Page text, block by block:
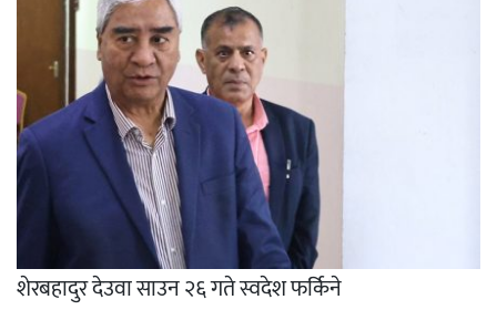
शेरबहादुर देउवा साउन २६ गते स्वदेश फर्किने